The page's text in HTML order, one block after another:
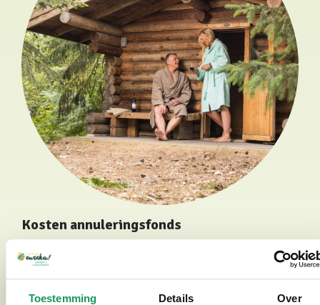
Toestemming Details Over
Kosten annuleringsfonds
De kosten van deelname in het annuleringsfonds zijn
6,5 % van de totale huursom. Te allen tijde zijn